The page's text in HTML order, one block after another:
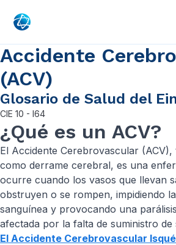
Accidente
(ACV)
Glosario de Salud del
CIE 10 - I64
¿Qué es un ACV?
El Accidente Cerebrovascular
como derrame cerebral, es una
ocurre cuando los vasos que llevan
obstruyen o se rompen, impidiendo
sanguínea y provocando una
afectada por la falta de suministro de
El Accidente Cerebrovascular